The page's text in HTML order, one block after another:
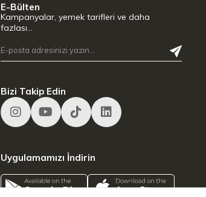
E-Bülten
Kampanyalar, yemek tarifleri ve daha
fazlası…
Bizi Takip Edin
Uygulamamızı İndirin